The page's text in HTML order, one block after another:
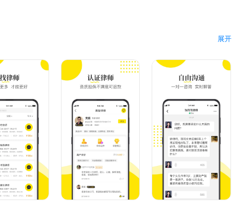
同、起诉状、答辩状、律师函、文书审阅、代写合同… 数万优质服务，
、遗嘱、家庭纠纷、婚前及离婚协议。
同、劳务纠纷、经济赔偿、离职、辞职、解雇。
款、抵押、担保、。
意及重大过失、知识产权赔偿，损害赔偿。
师、杭州律师、合肥律师、武汉律师、苏州律师、沈阳律师、东莞律师、
展开